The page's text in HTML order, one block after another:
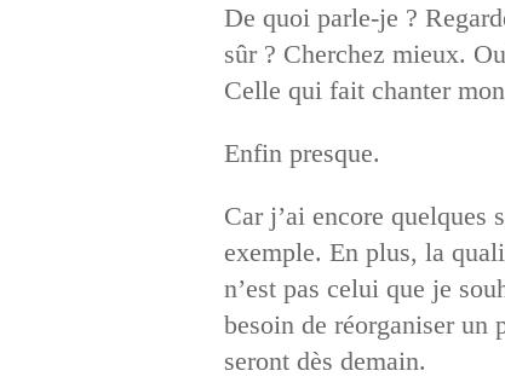
De quoi parle-je ?
sûr ? Cherchez mieux.
Celle qui fait chanter
Enfin presque.
Car j’ai encore quelques
exemple. En plus, la
n’est pas celui que je
besoin de réorganiser un
seront dès demain.